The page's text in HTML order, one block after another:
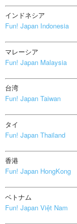
インドネシア
Fun! Japan Indonesia
マレーシア
Fun! Japan Malaysia
台湾
Fun! Japan Taiwan
タイ
Fun! Japan Thailand
香港
Fun! Japan HongKong
ベトナム
Fun! Japan Việt Nam